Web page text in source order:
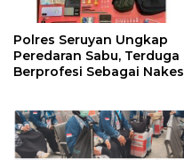
Polres Seruyan Ungkap
Peredaran Sabu, Terduga
Berprofesi Sebagai Nakes